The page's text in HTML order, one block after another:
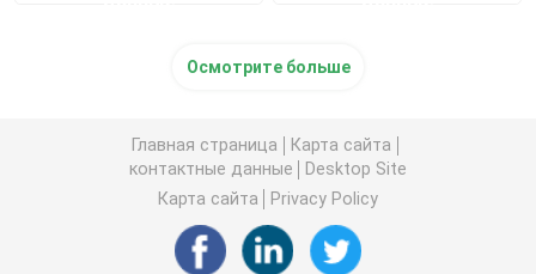
Осмотрите больше
Главная страница
Карта сайта
контактные данные
Desktop Site
Карта сайта
Privacy Policy